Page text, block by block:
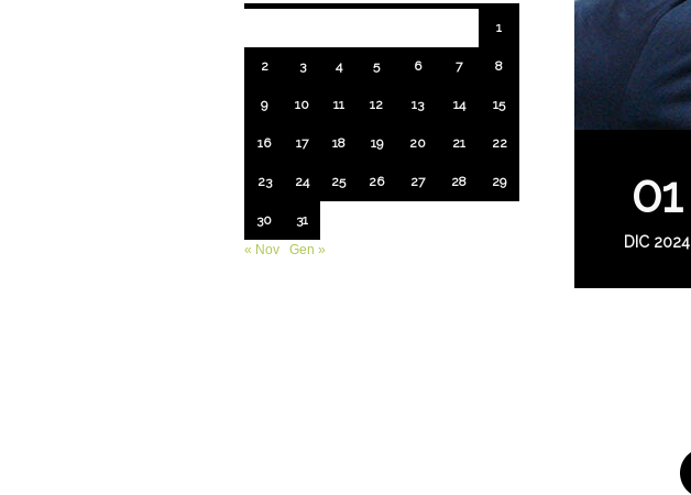
01
DIC 2024
1
2 3 4 5 6 7 8
9 10 11 12 13 14 15
16 17 18 19 20 21 22
23 24 25 26 27 28 29
30
31
« Nov
Gen »